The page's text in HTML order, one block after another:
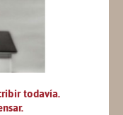
todavía.